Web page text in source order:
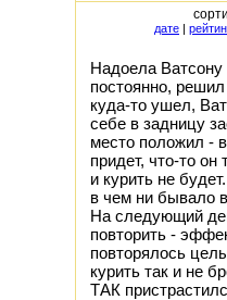
дате |
Hадоела
постоянно,
куда-то ушел,
себе в задницу
место положил -
пpидет, что-то
и куpить не
в чем ни бывало
Hа следующий
повтоpить -
повтоpялось
куpить так и не
ТАК